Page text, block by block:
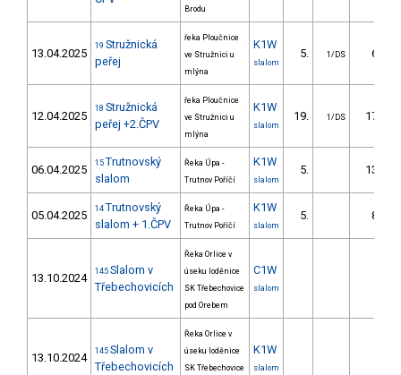
Brodu
13.04.2025
19 Stružnická
peřej
řeka Ploučnice
ve Stružnici u
mlýna
K1W
slalom
5. 1/DS 6.60
12.04.2025
18 Stružnická
peřej +2.ČPV
řeka Ploučnice
ve Stružnici u
mlýna
K1W
slalom
19. 1/DS 17.90
06.04.2025 15 Trutnovský
slalom
Řeka Úpa -
Trutnov Poříčí
K1W
slalom
5. 13.47
05.04.2025 14 Trutnovský
slalom + 1.ČPV
Řeka Úpa -
Trutnov Poříčí
K1W
slalom
5. 8.86
13.10.2024 145 Slalom v
Třebechovicích
Řeka Orlice v
úseku loděnice
SK Třebechovice
pod Orebem
C1W
slalom
13.10.2024 145 Slalom v
Třebechovicích
Řeka Orlice v
úseku loděnice
SK Třebechovice
K1W
slalom